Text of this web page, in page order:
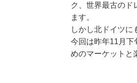
ク、世界最古のド
ます。
しかし北ドイツに
今回は昨年11月下
めのマーケットと